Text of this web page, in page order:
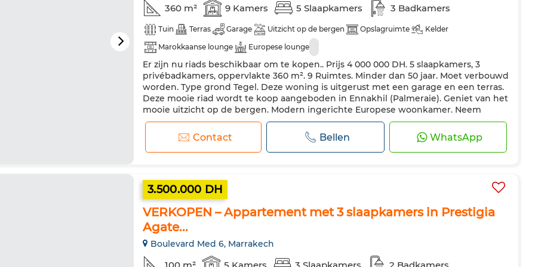
360 m² 9 Kamers 5 Slaapkamers 3 Badkamers
Tuin Terras Garage Uitzicht op de bergen Opslagruimte
Kelder
Marokkaanse lounge
Europese lounge
Er zijn nu riads beschikbaar om te kopen.. Prijs 4 000 000 DH. 5 slaapkamers, 3
privébadkamers, oppervlakte 360 m². 9 Ruimtes. Minder dan 50 jaar. Moet verbouwd
worden. Type grond Tegel. Deze woning is uitgerust met een garage en een terras.
Deze mooie riad wordt te koop aangeboden in Ennakhil (Palmeraie). Geniet van het
mooie uitzicht op de bergen. Modern ingerichte Europese woonkamer. Neem
contact met ons op als u interesse hebt in deze riad...
Contact Bellen WhatsApp
3.500.000 DH
VERKOPEN – Appartement met 3 slaapkamers in Prestigia
Agate...
Boulevard Med 6, Marrakech
100 m² 5 Kamers 3 Slaapkamers 2 Badkamers